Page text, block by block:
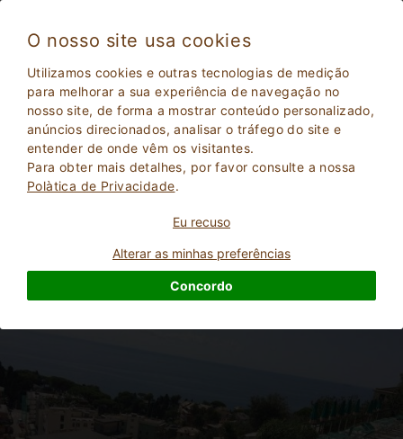
O nosso site usa cookies
Utilizamos cookies e outras tecnologias de medição
para melhorar a sua experiência de navegação no
nosso site, de forma a mostrar conteúdo personalizado,
anúncios direcionados, analisar o tráfego do site e
entender de onde vêm os visitantes.
Para obter mais detalhes, por favor consulte a nossa
Polà­tica de Privacidade.
Eu recuso
Alterar as minhas preferências
Concordo
Golfo Paradiso 1610
Fazenda
Genova
, Bogliasco (Mapa) Lugares para dormir
PERGUNTE AO DONO
Muito bom
8.4
Mais informações